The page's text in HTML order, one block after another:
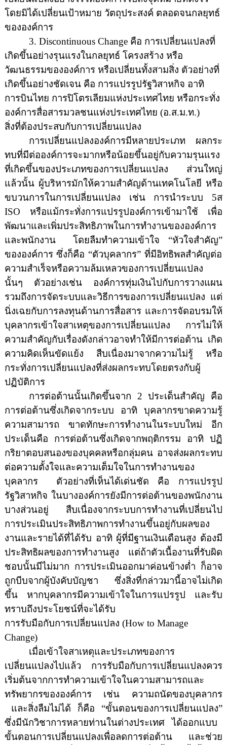
โดยมิได้เปลี่ยนเป้าหมาย วัตถุประสงค์ ตลอดจนกลยุทธ์
ขององค์การ
3. Discontinuous Change คือ การเปลี่ยนแปลงที่
เกิดขึ้นอย่างรุนแรงในกลยุทธ์ โครงสร้าง หรือ
วัฒนธรรมขององค์การ หรือเปลี่ยนทั้งสามสิ่ง ตัวอย่างที่
เกิดขึ้นอย่างชัดเจน คือ การแปรรูปรัฐวิสาหกิจ อาทิ
การบินไทย การปิโตรเลียมแห่งประเทศไทย หรือกระทั่ง
องค์การสื่อสารมวลชนแห่งประเทศไทย (อ.ส.ม.ท.)
สิ่งที่ต้องประสบกับการเปลี่ยนแปลง
การเปลี่ยนแปลงองค์การมีหลายประเภท ผลกระ
ทบที่มีต่อองค์การจะมากหรือน้อยขึ้นอยู่กับความรุนแรง
ที่เกิดขึ้นของประเภทของการเปลี่ยนแปลง ส่วนใหญ่
แล้วนั้น ผู้บริหารมักให้ความสำคัญด้านเทคโนโลยี หรือ
ขบวนการในการเปลี่ยนแปลง เช่น การนำระบบ 5ส
ISO หรือแม้กระทั่งการแปรรูปองค์การเข้ามาใช้ เพื่อ
พัฒนาและเพิ่มประสิทธิภาพในการทำงานขององค์การ
และพนักงาน
โดยลืมทำความเข้าใจ “หัวใจสำคัญ”
ขององค์การ ซึ่งก็คือ “ตัวบุคลากร” ที่มีอิทธิพลสำคัญต่อ
ความสำเร็จหรือความล้มเหลวของการเปลี่ยนแปลง
นั้นๆ ตัวอย่างเช่น องค์การทุ่มเงินไปกับการวางแผน
รวมถึงการจัดระบบและวิธีการของการเปลี่ยนแปลง แต่
นิ่งเฉยกับการลงทุนด้านการสื่อสาร และการจัดอบรมให้
บุคลากรเข้าใจสาเหตุของการเปลี่ยนแปลง การไม่ให้
ความสำคัญกับเรื่องดังกล่าวอาจทำให้มีการต่อต้าน เกิด
ความคิดเห็นขัดแย้ง สืบเนื่องมาจากความไม่รู้ หรือ
กระทั่งการเปลี่ยนแปลงที่ส่งผลกระทบโดยตรงกับผู้
ปฏิบัติการ
การต่อต้านนั้นเกิดขึ้นจาก 2 ประเด็นสำคัญ คือ
การต่อต้านซึ่งเกิดจากระบบ อาทิ บุคลากรขาดความรู้
ความสามารถ ขาดทักษะการทำงานในระบบใหม่ อีก
ประเด็นคือ การต่อต้านซึ่งเกิดจากพฤติกรรม อาทิ ปฏิ
กริยาตอบสนองของบุคคลหรือกลุ่มคน อาจส่งผลกระทบ
ต่อความตั้งใจและความเต็มใจในการทำงานของ
บุคลากร
ตัวอย่างที่เห็นได้เด่นชัด คือ การแปรรูป
รัฐวิสาหกิจ ในบางองค์การยังมีการต่อต้านของพนักงาน
บางส่วนอยู่ สืบเนื่องจากระบบการทำงานที่เปลี่ยนไป
การประเมินประสิทธิภาพการทำงานขึ้นอยู่กับผลของ
งานและรายได้ที่ได้รับ อาทิ ผู้ที่มีฐานเงินเดือนสูง ต้องมี
ประสิทธิผลของการทำงานสูง แต่ถ้าตัวเนื้องานที่รับผิด
ชอบนั้นมีไม่มาก การประเมินออกมาค่อนข้างต่ำ ก็อาจ
ถูกบีบจากผู้บังคับบัญชา
ซึ่งสิ่งที่กล่าวมานี้อาจไม่เกิด
ขึ้น หากบุคลากรมีความเข้าใจในการแปรรูป และรับ
ทราบถึงประโยชน์ที่จะได้รับ
การรับมือกับการเปลี่ยนแปลง (How to Manage
Change)
เมื่อเข้าใจสาเหตุและประเภทของการ
เปลี่ยนแปลงไปแล้ว การรับมือกับการเปลี่ยนแปลงควร
เริ่มต้นจากการทำความเข้าใจในความสามารถและ
ทรัพยากรขององค์การ เช่น ความถนัดของบุคลากร
และสิ่งลืมไม่ได้ ก็คือ “ขั้นตอนของการเปลี่ยนแปลง”
ซึ่งมีนักวิชาการหลายท่านในต่างประเทศ ได้ออกแบบ
ขั้นตอนการเปลี่ยนแปลงเพื่อลดการต่อต้าน และช่วย